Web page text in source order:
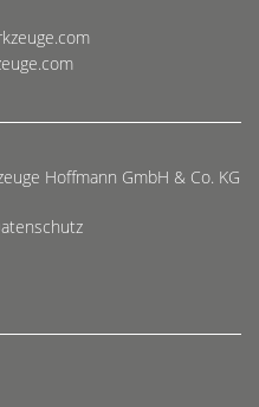
Hoffmann GmbH & Co. KG